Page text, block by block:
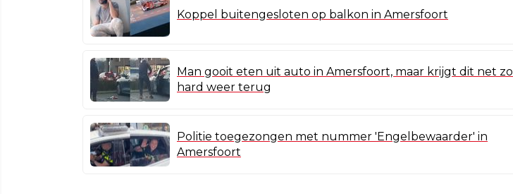
Koppel buitengesloten op balkon in Amersfoort
Man gooit eten uit auto in Amersfoort, maar krijgt dit net zo
hard weer terug
Politie toegezongen met nummer 'Engelbewaarder' in
Amersfoort